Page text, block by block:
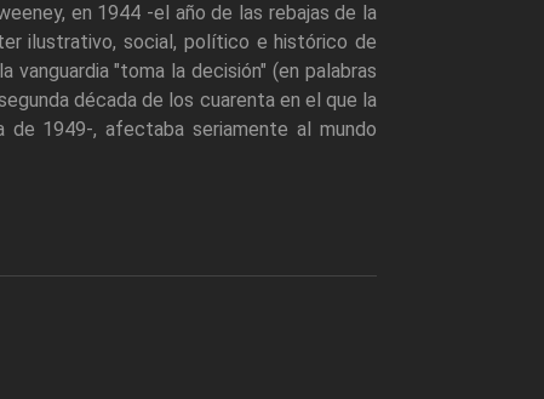
en 1944 -el año de las rebajas de la
ilustrativo, social, político e histórico de
vanguardia "toma la decisión" (en palabras
década de los cuarenta en el que la
de 1949-, afectaba seriamente al mundo